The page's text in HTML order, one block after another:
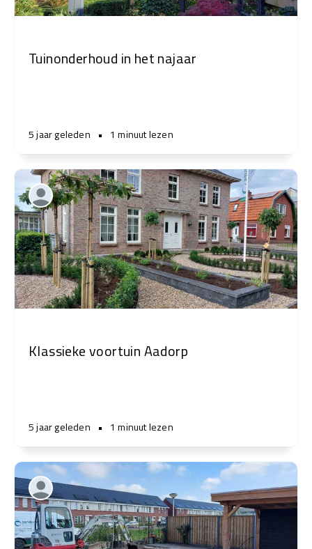
Tuinonderhoud in het najaar
5 jaar geleden • 1 minuut lezen
Klassieke voortuin Aadorp
5 jaar geleden • 1 minuut lezen